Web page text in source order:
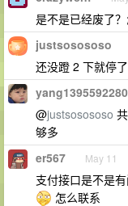
是不是已经废了
justsosososo
还没蹬 2 下就停了
yang1395592280
@justsosososo
够多
er567 May 11
支付接口是不是
怎么联系